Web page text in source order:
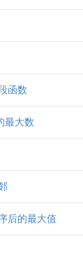
函数
最大数
后的最大值